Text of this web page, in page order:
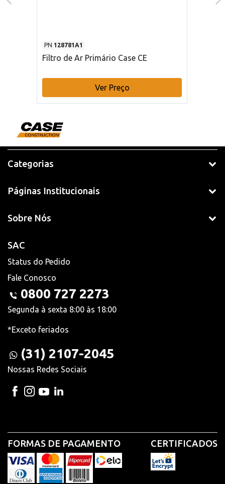
PN 128781A1
Filtro de Ar Primário Case CE
Ver Preço
Categorias
Páginas Institucionais
Sobre Nós
SAC
Status do Pedido
Fale Conosco
0800 727 2273
Segunda à sexta 8:00 às 18:00
*Exceto feriados
(31) 2107-2045
Nossas Redes Sociais
FORMAS DE PAGAMENTO CERTIFICADOS